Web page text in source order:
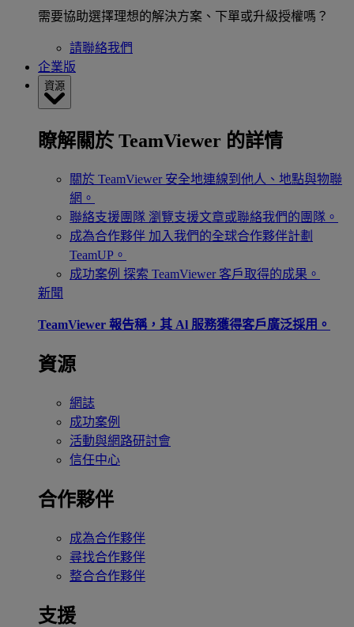
需要協助選擇理想的解決方案、下單或升級授權嗎？
請聯絡我們
企業版
資源
瞭解關於 TeamViewer 的詳情
關於 TeamViewer 安全地連線到他人、地點與物聯
網。
聯絡支援團隊 瀏覽支援文章或聯絡我們的團隊。
成為合作夥伴 加入我們的全球合作夥伴計劃
TeamUP。
成功案例 探索 TeamViewer 客戶取得的成果。
新聞
TeamViewer 報告稱，其 Al 服務獲得客戶廣泛採用。
資源
網誌
成功案例
活動與網路研討會
信任中心
合作夥伴
成為合作夥伴
尋找合作夥伴
整合合作夥伴
支援